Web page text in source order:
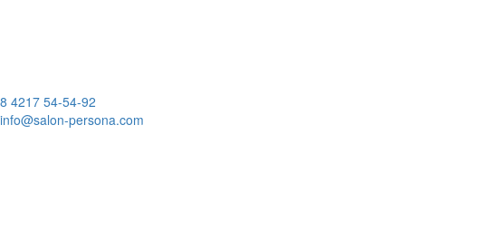
8 4217 54-54-92
info@salon-persona.com